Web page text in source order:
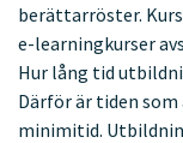
berättarröster.
e-learningkurser
Hur lång tid
Därför är tiden
minimitid.